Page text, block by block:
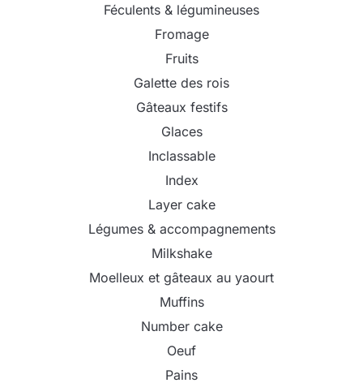
Féculents & légumineuses
Fromage
Fruits
Galette des rois
Gâteaux festifs
Glaces
Inclassable
Index
Layer cake
Légumes & accompagnements
Milkshake
Moelleux et gâteaux au yaourt
Muffins
Number cake
Oeuf
Pains